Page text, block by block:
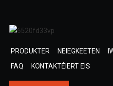
PRODUKTER NEIEGKEETEN
FAQ
KONTAKTÉIERT EIS